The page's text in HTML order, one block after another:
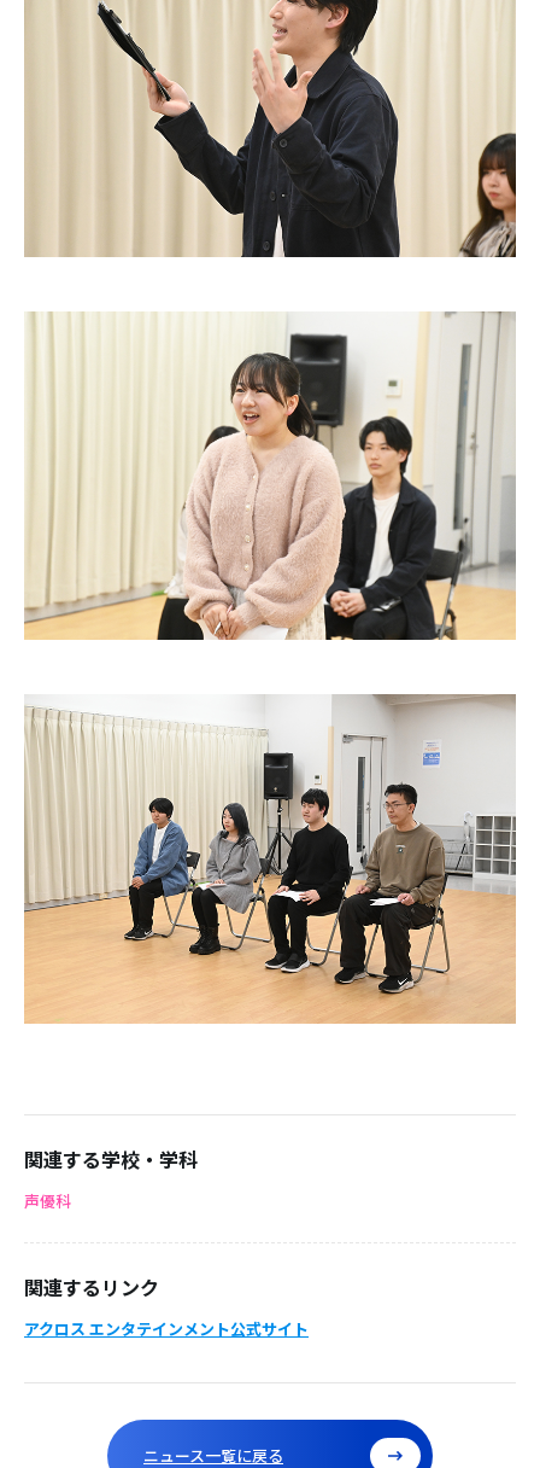
関連する学校・学科
声優科
関連するリンク
アクロス エンタテインメント公式サイト
ニュース一覧に戻る